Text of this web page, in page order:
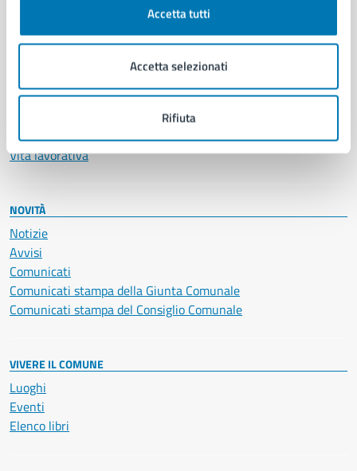
Accetta tutti
Accetta selezionati
Rifiuta
Documenti e certificati
Educazione e formazione
Imprese e commercio
Salute, benessere e assistenza
Servizi Cimiteriali
Vita lavorativa
NOVITÀ
Notizie
Avvisi
Comunicati
Comunicati stampa della Giunta Comunale
Comunicati stampa del Consiglio Comunale
VIVERE IL COMUNE
Luoghi
Eventi
Elenco libri